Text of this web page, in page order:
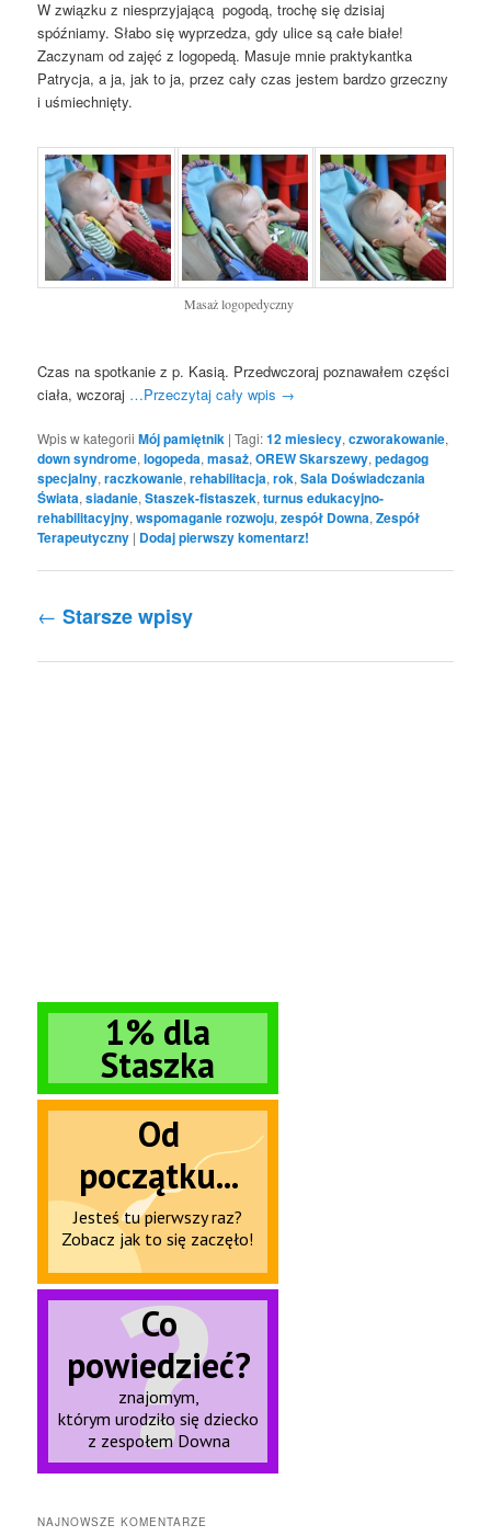
W związku z niesprzyjającą pogodą, trochę się dzisiaj
spóźniamy. Słabo się wyprzedza, gdy ulice są całe białe!
Zaczynam od zajęć z logopedą. Masuje mnie praktykantka
Patrycja, a ja, jak to ja, przez cały czas jestem bardzo grzeczny
i uśmiechnięty.
Masaż logopedyczny
Czas na spotkanie z p. Kasią. Przedwczoraj poznawałem części
ciała, wczoraj …Przeczytaj cały wpis →
Wpis w kategoriiMój pamiętnik |Tagi:12 miesiecy,czworakowanie,
down syndrome,logopeda,masaż,OREW Skarszewy,pedagog
specjalny,raczkowanie,rehabilitacja,rok,Sala Doświadczania
Świata,siadanie,Staszek-fistaszek,turnus edukacyjno-
rehabilitacyjny,wspomaganie rozwoju,zespół Downa,Zespół
Terapeutyczny | Dodaj pierwszy komentarz!
Nawigacja po wpisach
← Starsze wpisy
NAJNOWSZE KOMENTARZE